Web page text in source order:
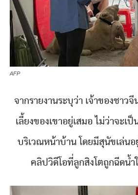
AFP
จากรายงานระบุว่า เจ้าของชาว
เลี้ยงของเขาอยู่เสมอ ไม่ว่าจะเ
บริเวณหน้าบ้าน โดยมีสุนัขเล่นอ
คลิปวิดีโอที่ลูกสิงโตถูกฉีดน้ำ